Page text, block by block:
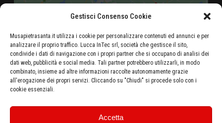
Gestisci Consenso Cookie
Musapietrasanta.it utilizza i cookie per personalizzare contenuti ed annunci e per
analizzare il proprio traffico. Lucca InTec srl, società che gestisce il sito,
condivide i dati di navigazione con i propri partner che si occupano di analisi dei
dati web, pubblicità e social media. Tali partner potrebbero utilizzarli, in modo
combinato, insieme ad altre informazioni raccolte autonomamente grazie
all'erogazione dei propri servizi. Cliccando su "Chiudi" si procede solo con i
cookie essenziali.
Accetta
Aeroporto di Pisa - 46 Km
Autostrada Azzurra E80 Casello Versilia - 5 Km
Stazione ferroviaria di Pietrasanta - 500 metri
Ottieni le indicazioni stradali dalla tua posizione